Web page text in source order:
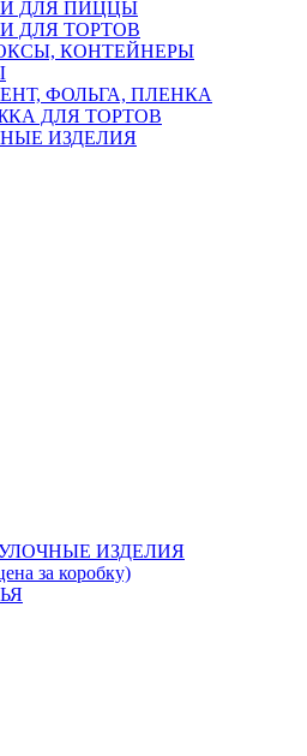
ДЛЯ ПИЦЦЫ
ДЛЯ ТОРТОВ
КОНТЕЙНЕРЫ
ФОЛЬГА, ПЛЕНКА
ДЛЯ ТОРТОВ
ИЗДЕЛИЯ
ИЗДЕЛИЯ
за коробку)